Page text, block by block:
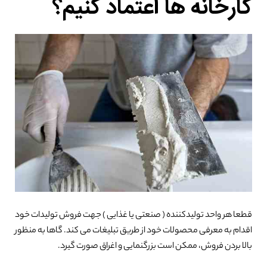
کارخانه ها اعتماد کنیم؟
قطعا هر واحد تولیدکننده ( صنعتی یا غذایی ) جهت فروش تولیدات خود
اقدام به معرفی محصولات خود از طریق تبلیغات می کند. گاها به منظور
بالا بردن فروش، ممکن است بزرگنمایی و اغراق صورت گیرد.